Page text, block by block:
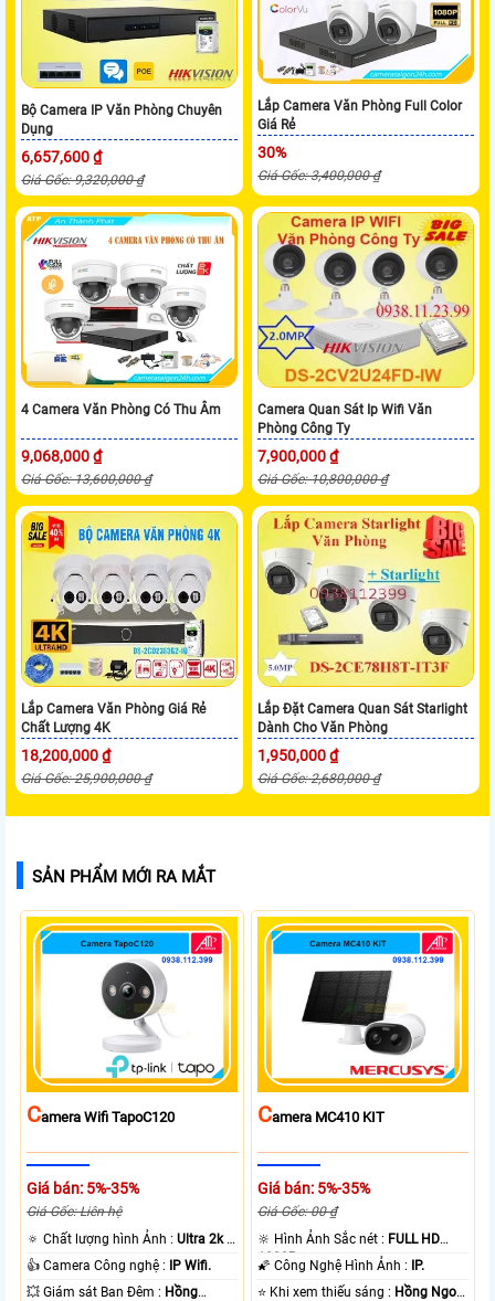
Bộ Camera IP Văn Phòng Chuyên
Dụng
6,657,600 ₫
Giá Gốc: 9,320,000 ₫
Lắp Camera Văn Phòng Full Color
Giá Rẻ
30%
Giá Gốc: 3,400,000 ₫
4 Camera Văn Phòng Có Thu Âm
9,068,000 ₫
Giá Gốc: 13,600,000 ₫
Camera Quan Sát Ip Wifi Văn
Phòng Công Ty
7,900,000 ₫
Giá Gốc: 10,800,000 ₫
Lắp Camera Văn Phòng Giá Rẻ
Chất Lượng 4K
18,200,000 ₫
Giá Gốc: 25,900,000 ₫
Lắp Đặt Camera Quan Sát Starlight
Dành Cho Văn Phòng
1,950,000 ₫
Giá Gốc: 2,680,000 ₫
SẢN PHẨM MỚI RA MẮT
CAmera Wifi TapoC120
Giá bán: 5%-35%
Giá Gốc: Liên hệ
🔅 Chất lượng hình Ảnh :Ultra 2k +
.
👍 Camera Công nghệ :
IP Wifi.
💥 Giám sát Ban Đêm : Hồng
CAmera MC410 KIT
Giá bán: 5%-35%
Giá Gốc: 00 ₫
🔆 Hình Ảnh Sắc nét : FULL HD
1080P .
🌠 Công Nghệ Hình Ảnh :
IP.
⭐ Khi xem thiếu sáng : Hồng Ngoại